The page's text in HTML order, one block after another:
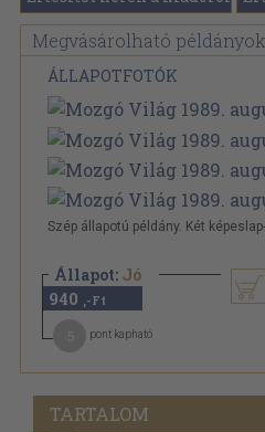
Megvásárolható példányok
ÁLLAPOTFOTÓK
Szép állapotú példány. Két
Állapot: Jó
940 ,-Ft
pont kapható
TARTALOM